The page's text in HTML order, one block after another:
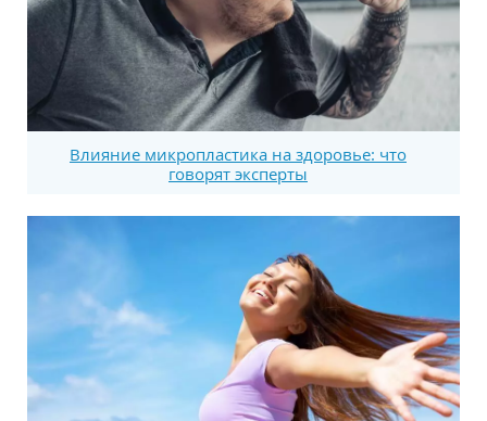
Влияние микропластика на здоровье: что
говорят эксперты